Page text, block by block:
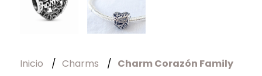
Inicio Charms Charm Corazón Family